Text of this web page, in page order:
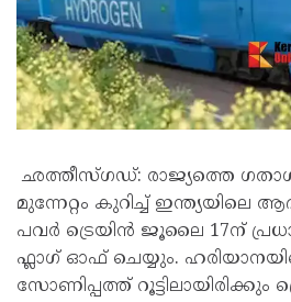
ഛത്തീസ്ഗഡ്: രാജ്യത്തെ
മുന്നേറ്റം കുറിച്ച്
പവർ ട്രെയിൻ ജൂലൈ 17ന്
ഫ്ലാഗ് ഓഫ് ചെയ്യും.
സോണിപ്പത്ത് റൂട്ടിലായിരിക്കും